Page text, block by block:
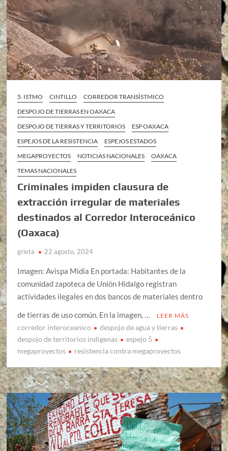
5. ISTMO CINTILLO
CORREDOR TRANSÍSTMICO
DESPOJO DE TIERRAS EN OAXACA
DESPOJO DE TIERRAS Y TERRITORIOS
ESP OAXACA
ESPEJOS DE LA RESISTENCIA
ESPEJOS ESTADOS
MEGAPROYECTOS
NOTICIAS NACIONALES
OAXACA
TEMAS NACIONALES
Criminales impiden clausura de
extracción irregular de materiales
destinados al Corredor Interoceánico
(Oaxaca)
grieta 22 agosto, 2024
Imagen: Avispa Midia En portada: Habitantes de la
comunidad zapoteca de Unión Hidalgo registran
actividades ilegales en dos bancos de materiales dentro
de tierras de uso común. En la imagen, …
LEER MÁS
corredor interoceanico
despojo de agua y tierras
despojo de territorios indigenas
espejo 5
megaproyectos
resistencia contra megaproyectos